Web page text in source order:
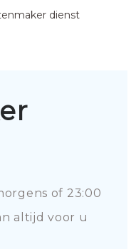
dienst
of 23:00
altijd voor u